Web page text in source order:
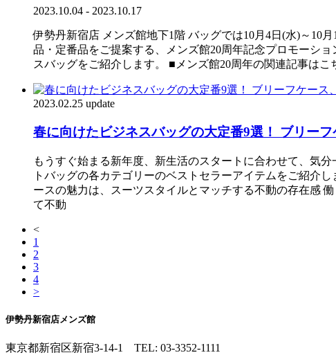
2023.10.04 - 2023.10.17
伊勢丹新宿店 メンズ館地下1階 バッグでは10月4日(水)～10
品・定番品をご提案する、メンズ館20周年記念プロモーシ
スバッグをご紹介します。 ■メンズ館20周年の関連記事は
2023.02.25 update
春に向けたビジネスバッグの大定番9選！ ブリー
もうすぐ始まる新年度、新生活のスタートに合わせて、気
トバッグの各カテゴリーのベストセラーアイテムをご紹介
ースの魅力は、スーツスタイルとマッチする不動の存在感
て不動
<
1
2
3
4
>
伊勢丹新宿店メンズ館
東京都新宿区新宿3-14-1 TEL: 03-3352-1111